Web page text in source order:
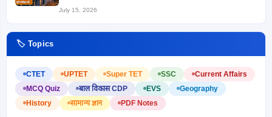
July 15, 2026
🏷️ Topics
CTET UPTET Super TET SSC
Current Affairs
MCQ Quiz
बाल विकास CDP EVS
Geography
History
सामान्य ज्ञान PDF Notes